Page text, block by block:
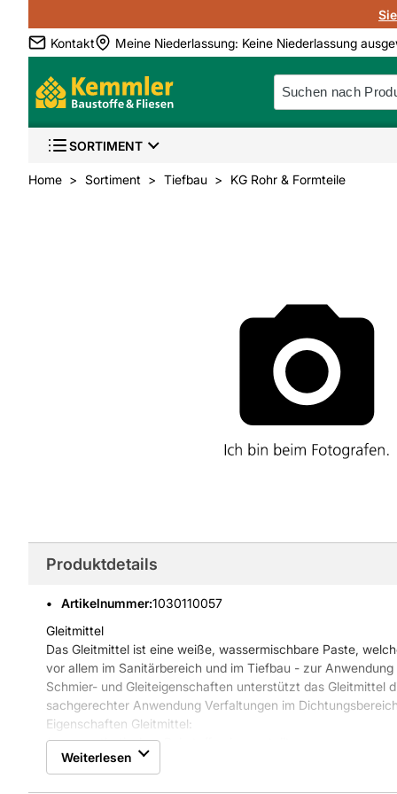
Kontakt
Meine Niederlassung: Keine Niederlassung
SORTIMENT
Home Sortiment Tiefbau KG Rohr & Formteile
Produktdetails
Artikelnummer:1030110057
Gleitmittel
Das Gleitmittel ist eine weiße, wassermischbare Paste,
vor allem im Sanitärbereich und im Tiefbau - zur
Schmier- und Gleiteigenschaften unterstützt das Gleitmittel
sachgerechter Anwendung Verfaltungen im
Eigenschaften Gleitmittel:
* aus synthetischen Rohstoffen hergestellt
* PH-Wert: 8,5-9,5
Weiterlesen